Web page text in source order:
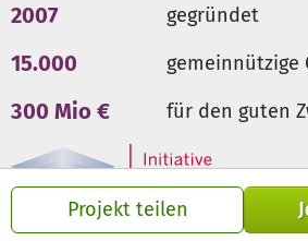
Projekt teilen
2007 gegründet
15.000 gemeinnützige
300 Mio € für den guten